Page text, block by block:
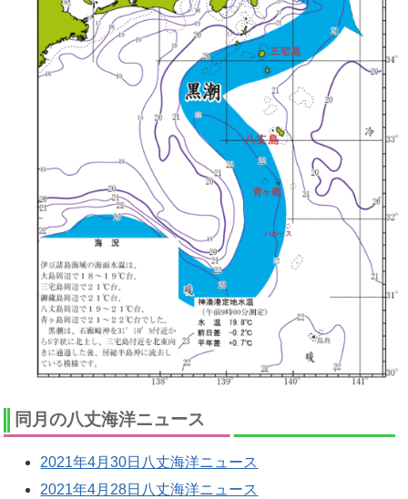
同月の八丈海洋ニュース
2021年4月30日八丈海洋ニュース
2021年4月28日八丈海洋ニュース